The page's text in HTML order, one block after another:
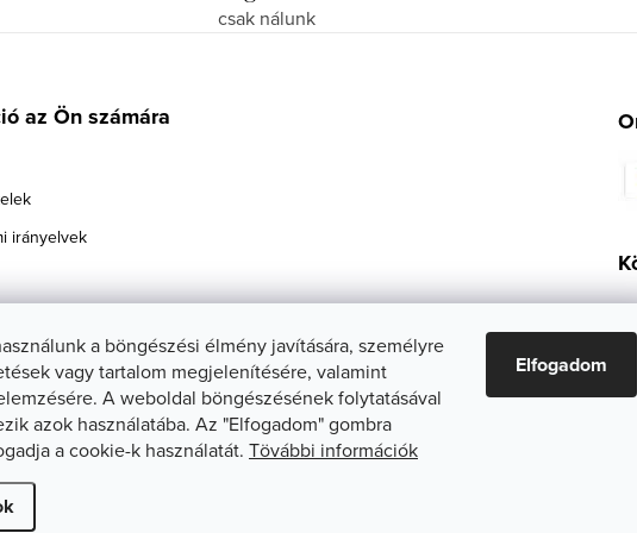
a böngészési élmény javítására, személyre
vagy tartalom megjelenítésére, valamint
A weboldal böngészésének folytatásával
azok használatába. Az "Elfogadom" gombra
a cookie-k használatát. Tövábbi információk
Elfogadom
csak nálunk
az Ön számára
irányelvek
beállítások szerkesztése